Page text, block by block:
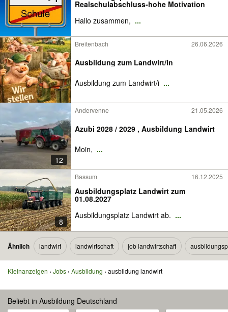
Realschulabschluss-hohe Motivation
​Hallo zusammen, ...
Breitenbach 26.06.2026
Ausbildung zum Landwirt/in
Ausbildung zum Landwirt/i ...
12
Andervenne 21.05.2026
Azubi 2028 / 2029 , Ausbildung Landwirt
Moin, ...
8
Bassum 16.12.2025
Ausbildungsplatz Landwirt zum
01.08.2027
Ausbildungsplatz Landwirt ab. ...
Ähnlich landwirt landwirtschaft job landwirtschaft
Kleinanzeigen Jobs Ausbildung ausbildung landwirt
Beliebt in Ausbildung Deutschland